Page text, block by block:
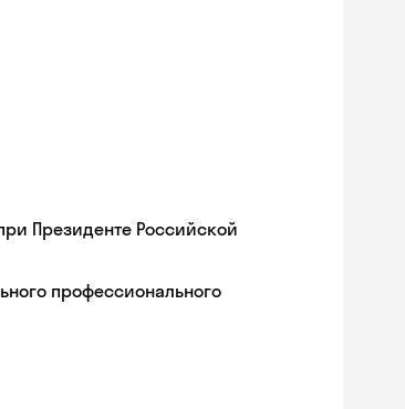
Президенте Российской
профессионального